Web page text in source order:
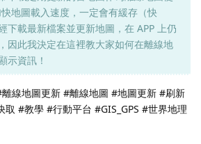
地圖載入速度，一定會有緩存（快
下載最新檔案並更新地圖，在 APP 上仍
因此我決定在這裡教大家如何在離線地
示資訊！
線地圖更新 #離線地圖 #地圖更新 #刷新
#教學 #行動平台 #GIS_GPS #世界地理